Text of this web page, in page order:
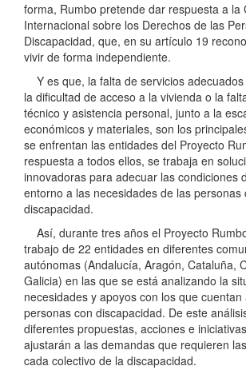
forma, Rumbo pretende dar respuesta a la
Internacional sobre los Derechos de las
Discapacidad, que, en su artículo 19
vivir de forma independiente.
Y es que, la falta de servicios
la dificultad de acceso a la vivienda o la
técnico y asistencia personal, junto a la
económicos y materiales, son los
se enfrentan las entidades del Proyecto
respuesta a todos ellos, se trabaja en
innovadoras para adecuar las condiciones
entorno a las necesidades de las personas
discapacidad.
Así, durante tres años el Proyecto
trabajo de 22 entidades en diferentes
autónomas (Andalucía, Aragón, Cataluña,
Galicia) en las que se está analizando la
necesidades y apoyos con los que
personas con discapacidad. De este
diferentes propuestas, acciones e
ajustarán a las demandas que requieren
cada colectivo de la discapacidad.